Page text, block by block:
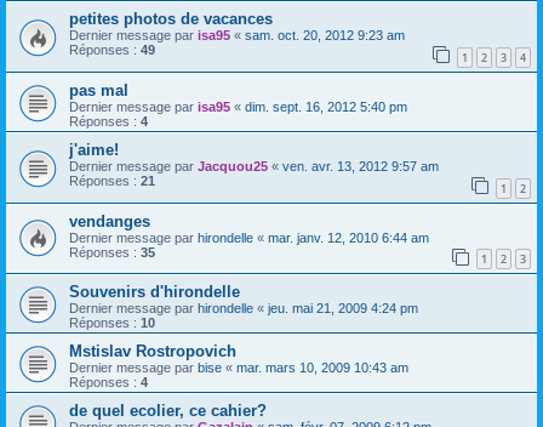
petites photos de vacances
Dernier message par isa95 « sam. oct. 20, 2012 9:23 am
Réponses : 49 1 2 3 4
pas mal
Dernier message par isa95 « dim. sept. 16, 2012 5:40 pm
Réponses : 4
j'aime!
Dernier message par Jacquou25 « ven. avr. 13, 2012 9:57 am
Réponses : 21 1 2
vendanges
Dernier message par hirondelle « mar. janv. 12, 2010 6:44 am
Réponses : 35 1 2 3
Souvenirs d'hirondelle
Dernier message par hirondelle « jeu. mai 21, 2009 4:24 pm
Réponses : 10
Mstislav Rostropovich
Dernier message par bise « mar. mars 10, 2009 10:43 am
Réponses : 4
de quel ecolier, ce cahier?